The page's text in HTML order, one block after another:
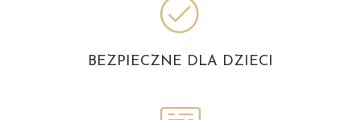
BEZPIECZNE DLA DZIECI